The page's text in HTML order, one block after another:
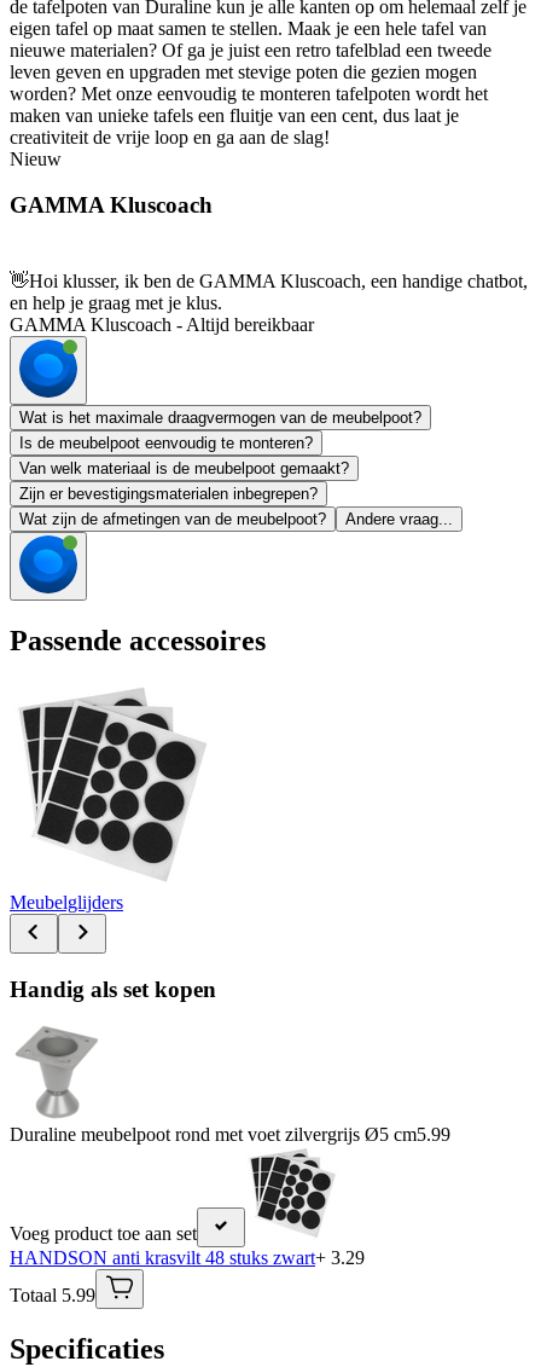
de tafelpoten van Duraline kun je alle kanten op om helemaal zelf je
eigen tafel op maat samen te stellen. Maak je een hele tafel van
nieuwe materialen? Of ga je juist een retro tafelblad een tweede
leven geven en upgraden met stevige poten die gezien mogen
worden? Met onze eenvoudig te monteren tafelpoten wordt het
maken van unieke tafels een fluitje van een cent, dus laat je
creativiteit de vrije loop en ga aan de slag!
Nieuw
GAMMA Kluscoach
👋Hoi klusser, ik ben de GAMMA Kluscoach, een handige chatbot,
en help je graag met je klus.
GAMMA Kluscoach - Altijd bereikbaar
Wat is het maximale draagvermogen van de meubelpoot?
Is de meubelpoot eenvoudig te monteren?
Van welk materiaal is de meubelpoot gemaakt?
Zijn er bevestigingsmaterialen inbegrepen?
Wat zijn de afmetingen van de meubelpoot?
Andere vraag...
Passende accessoires
Meubelglijders
Handig als set kopen
Duraline meubelpoot rond met voet zilvergrijs Ø5 cm5.99
Voeg product toe aan set
HANDSON anti krasvilt 48 stuks zwart+ 3.29
Totaal 5.99
Specificaties